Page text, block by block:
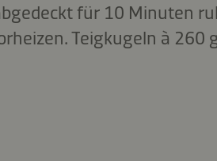
für 10 Minuten
Teigkugeln à 260